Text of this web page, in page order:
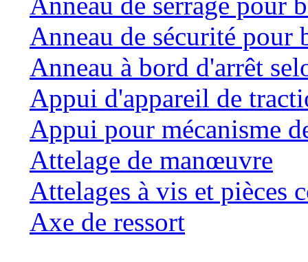
Anneau de sécurité pour
Anneau à bord d'arrêt
Appui d'appareil de
Appui pour mécanisme
Attelage de manœuvre
Attelages à vis et pièces
Axe de ressort